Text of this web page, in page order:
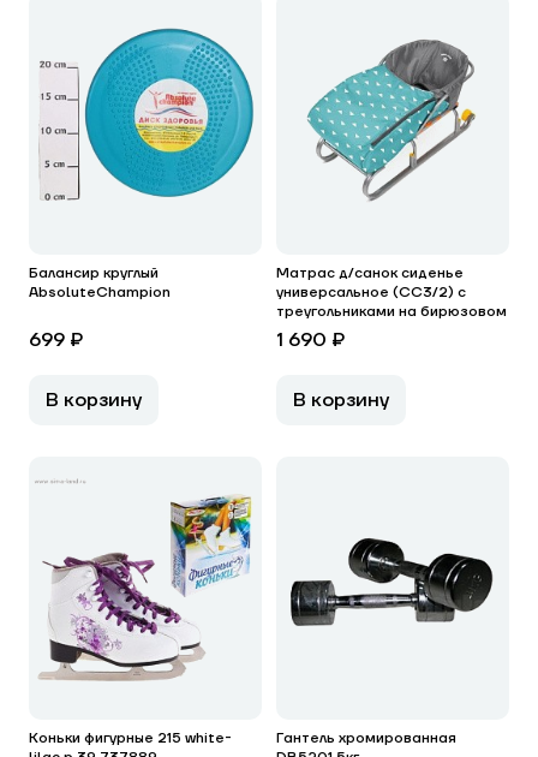
Балансир круглый
AbsoluteChampion
699 ₽
В корзину
Матрас д/санок сиденье
универсальное (СС3/2) с
треугольниками на бирюзовом
1 690 ₽
В корзину
Коньки фигурные 215 white-
Гантель хромированная